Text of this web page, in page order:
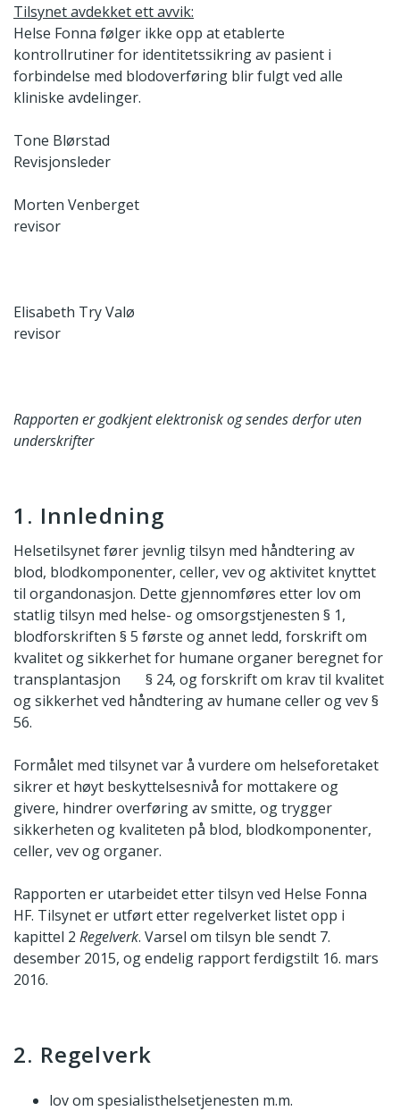
Tilsynet avdekket ett avvik:
Helse Fonna følger ikke opp at etablerte
kontrollrutiner for identitetssikring av pasient i
forbindelse med blodoverføring blir fulgt ved alle
kliniske avdelinger.
Tone Blørstad
Revisjonsleder
Morten Venberget
revisor
Elisabeth Try Valø
revisor
Rapporten er godkjent elektronisk og sendes derfor uten
underskrifter
1. Innledning
Helsetilsynet fører jevnlig tilsyn med håndtering av
blod, blodkomponenter, celler, vev og aktivitet knyttet
til organdonasjon. Dette gjennomføres etter lov om
statlig tilsyn med helse- og omsorgstjenesten § 1,
blodforskriften § 5 første og annet ledd, forskrift om
kvalitet og sikkerhet for humane organer beregnet for
transplantasjon § 24, og forskrift om krav til kvalitet
og sikkerhet ved håndtering av humane celler og vev §
56.
Formålet med tilsynet var å vurdere om helseforetaket
sikrer et høyt beskyttelsesnivå for mottakere og
givere, hindrer overføring av smitte, og trygger
sikkerheten og kvaliteten på blod, blodkomponenter,
celler, vev og organer.
Rapporten er utarbeidet etter tilsyn ved Helse Fonna
HF. Tilsynet er utført etter regelverket listet opp i
kapittel 2 Regelverk. Varsel om tilsyn ble sendt 7.
desember 2015, og endelig rapport ferdigstilt 16. mars
2016.
2. Regelverk
lov om spesialisthelsetjenesten m.m.